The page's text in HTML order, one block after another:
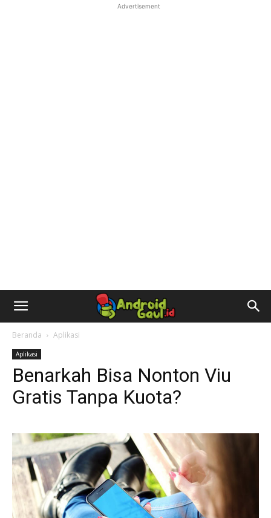
Advertisement
AndroidGaul.id
Beranda Aplikasi
Aplikasi
Benarkah Bisa Nonton Viu
Gratis Tanpa Kuota?